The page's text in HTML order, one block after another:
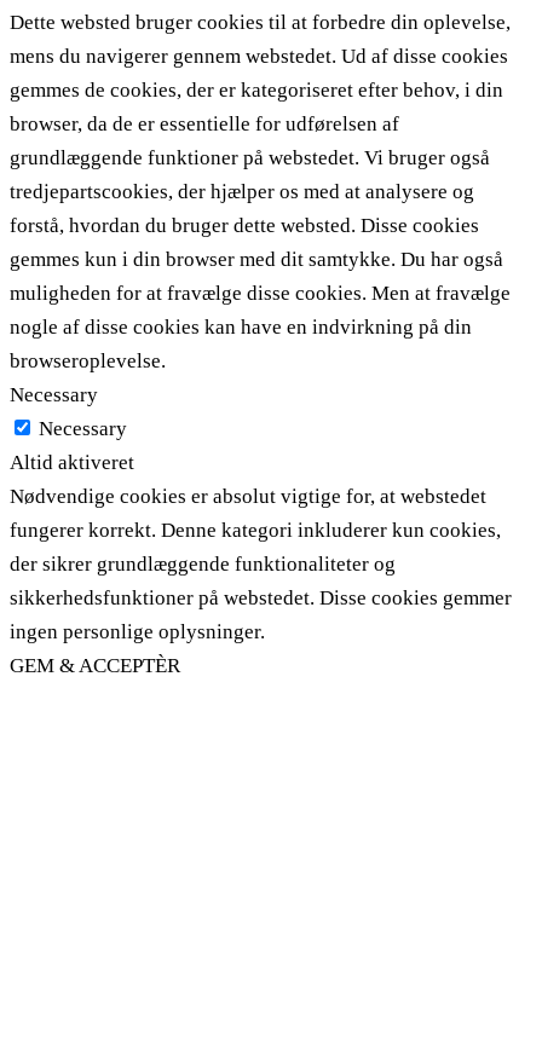
Dette websted bruger cookies til at forbedre din oplevelse,
mens du navigerer gennem webstedet. Ud af disse cookies
gemmes de cookies, der er kategoriseret efter behov, i din
browser, da de er essentielle for udførelsen af ​​
grundlæggende funktioner på webstedet. Vi bruger også
tredjepartscookies, der hjælper os med at analysere og
forstå, hvordan du bruger dette websted. Disse cookies
gemmes kun i din browser med dit samtykke. Du har også
muligheden for at fravælge disse cookies. Men at fravælge
nogle af disse cookies kan have en indvirkning på din
browseroplevelse.
Necessary
Necessary
Altid aktiveret
Nødvendige cookies er absolut vigtige for, at webstedet
fungerer korrekt. Denne kategori inkluderer kun cookies,
der sikrer grundlæggende funktionaliteter og
sikkerhedsfunktioner på webstedet. Disse cookies gemmer
ingen personlige oplysninger.
GEM & ACCEPTÈR